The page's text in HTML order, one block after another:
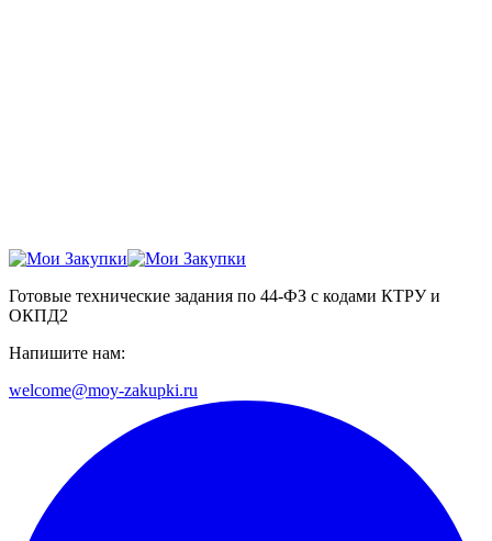
Готовые технические задания по 44-ФЗ с кодами КТРУ и
ОКПД2
Напишите нам:
welcome@moy-zakupki.ru